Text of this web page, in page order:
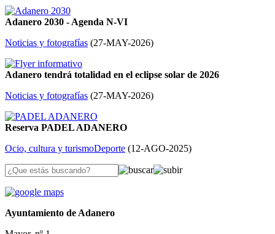
Adanero 2030 - Agenda N-VI
Noticias y fotografías (27-MAY-2026)
Adanero tendrá totalidad en el eclipse solar de 2026
Noticias y fotografías (27-MAY-2026)
Reserva PADEL ADANERO
Ocio, cultura y turismoDeporte (12-AGO-2025)
Ayuntamiento de Adanero